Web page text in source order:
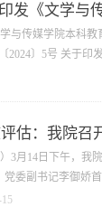
发《文学与
与传媒学院本科
2024〕5号 关于印
估：我院召
3月14日下午，我
党委副书记李御娇